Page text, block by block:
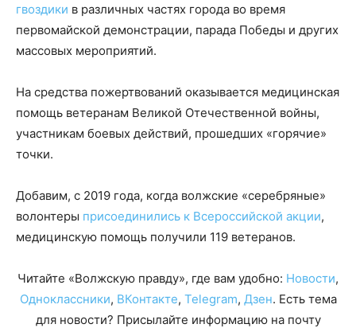
гвоздики в различных частях города во время
первомайской демонстрации, парада Победы и других
массовых мероприятий.
На средства пожертвований оказывается медицинская
помощь ветеранам Великой Отечественной войны,
участникам боевых действий, прошедших «горячие»
точки.
Добавим, с 2019 года, когда волжские «серебряные»
волонтеры присоединились к Всероссийской акции,
медицинскую помощь получили 119 ветеранов.
Читайте «Волжскую правду», где вам удобно: Новости,
Одноклассники, ВКонтакте, Telegram, Дзен. Есть тема
для новости? Присылайте информацию на почту